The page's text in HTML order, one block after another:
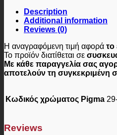
Description
Additional information
Reviews (0)
Η αναγραφόμενη τιμή αφορά το
Το προϊόν διατίθεται σε
Με κάθε παραγγελία σας
αποτελούν τη συγκεκριμένη
Κωδικός χρώματος Pigma
Reviews